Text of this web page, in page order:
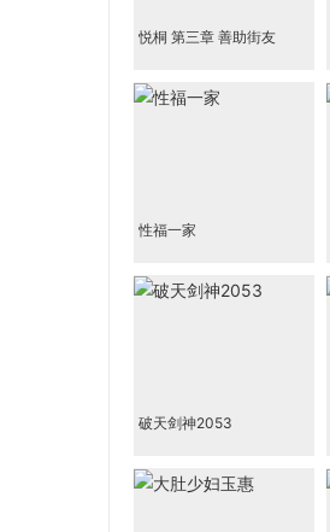
悦桐 第三章 善助街友
性福一家
破天剑神2053